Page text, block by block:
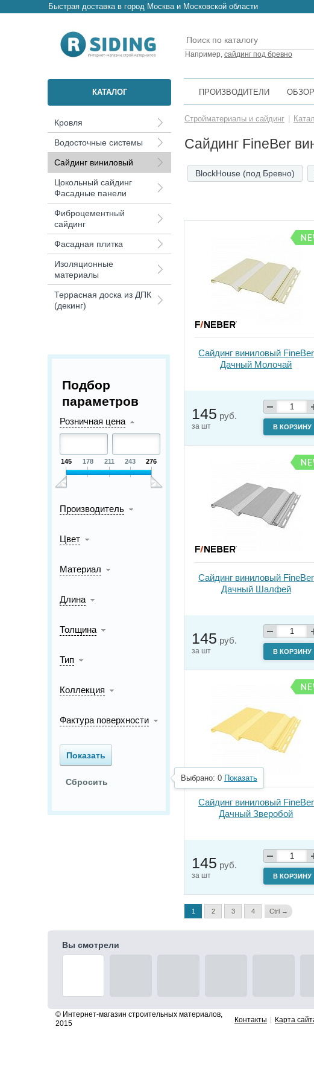
Быстрая доставка в город Москва и Московской области
Например, сайдинг под бревно
КАТАЛОГ ПРОИЗВОДИТЕЛИ
Кровля
Водосточные системы
Сайдинг виниловый
Цокольный сайдинг
Фасадные панели
Фиброцементный
сайдинг
Фасадная плитка
Изоляционные
материалы
Террасная доска из ДПК
(декинг)
Подбор
параметров
Розничная цена
145 178 211 243 276
Производитель
Цвет
Материал
Длина
Толщина
Тип
Коллекция
Фактура поверхности
Выбрано: 0 Показать
Стройматериалы и сайдинг
Сайдинг FineBer
BlockHouse (под Бревно)
Сайдинг виниловый FineBer
Дачный Молочай
145 руб.
за шт В КОРЗИНУ
Сайдинг виниловый FineBer
Дачный Шалфей
145 руб.
за шт В КОРЗИНУ
Сайдинг виниловый FineBer
Дачный Зверобой
145 руб.
за шт В КОРЗИНУ
1 2 3 4 Ctrl →
Вы смотрели
© Интернет-магазин строительных материалов,
2015
Контакты Карта